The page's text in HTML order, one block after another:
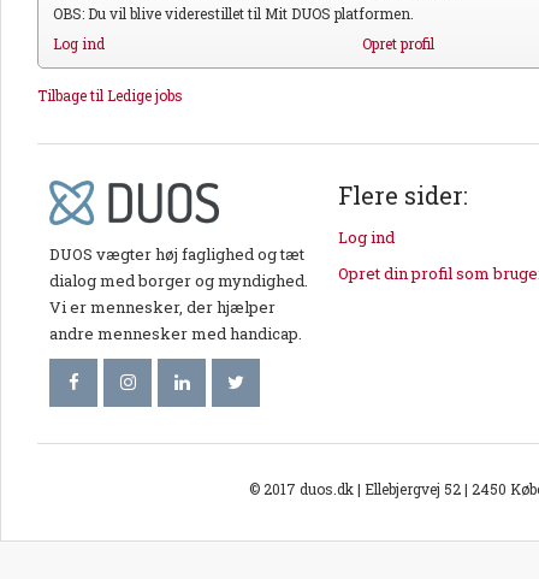
OBS: Du vil blive viderestillet til Mit DUOS platformen.
Log ind
Opret profil
Tilbage til Ledige jobs
DUOS vægter høj faglighed og tæt
dialog med borger og myndighed.
Vi er mennesker, der hjælper
andre mennesker med handicap.
Flere sider:
Log ind
Opret din profil som
© 2017 duos.dk | Ellebjergvej 52 | 2450